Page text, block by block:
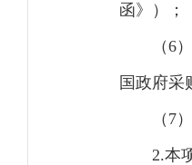
函》）；
（6
国政府采
（7
2.本